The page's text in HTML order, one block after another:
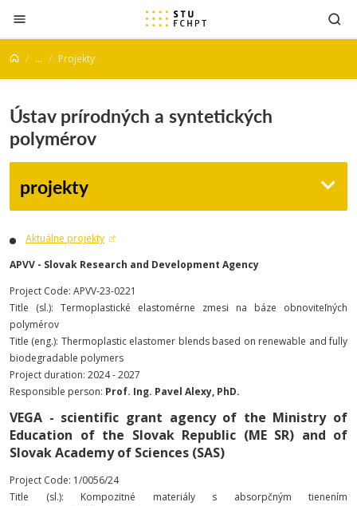
Prejsť na obsah
... Projekty
Ústav prírodných a syntetických
polymérov
projekty
Aktuálne projekty
APVV - Slovak Research and Development Agency
Project Code: APVV-23-0221
Title (sl.): Termoplastické elastomérne zmesi na báze obnoviteľných
polymérov
Title (eng.): Thermoplastic elastomer blends based on renewable and fully
biodegradable polymers
Project duration: 2024 - 2027
Responsible person: Prof. Ing. Pavel Alexy, PhD.
VEGA - scientific grant agency of the Ministry of
Education of the Slovak Republic (ME SR) and of
Slovak Academy of Sciences (SAS)
Project Code: 1/0056/24
Title (sl.): Kompozitné materiály s absorpčným tienením